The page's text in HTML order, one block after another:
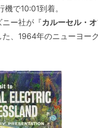
で10:01到着。
ニー社が『カルーセル・
た、1964年のニューヨー